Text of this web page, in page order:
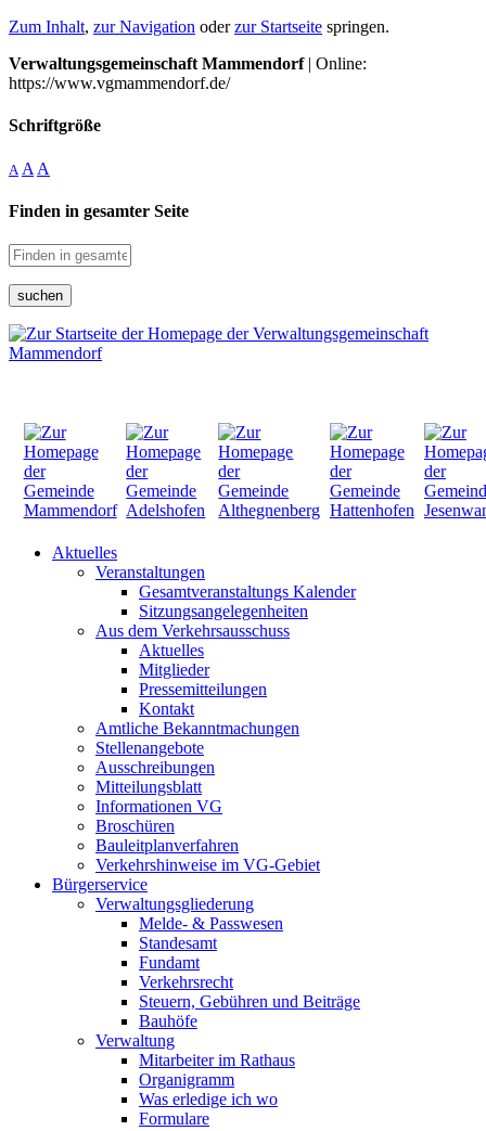
Zum Inhalt, zur Navigation oderzur Startseite springen.
Verwaltungsgemeinschaft Mammendorf| Online:
https://www.vgmammendorf.de/
Schriftgröße
A A A
Finden in gesamter Seite
suchen
Aktuelles
Veranstaltungen
Gesamtveranstaltungs Kalender
Sitzungsangelegenheiten
Aus dem Verkehrsausschuss
Aktuelles
Mitglieder
Pressemitteilungen
Kontakt
Amtliche Bekanntmachungen
Stellenangebote
Ausschreibungen
Mitteilungsblatt
Informationen VG
Broschüren
Bauleitplanverfahren
Verkehrshinweise im VG-Gebiet
Bürgerservice
Verwaltungsgliederung
Melde- & Passwesen
Standesamt
Fundamt
Verkehrsrecht
Steuern, Gebühren und Beiträge
Bauhöfe
Verwaltung
Mitarbeiter im Rathaus
Organigramm
Was erledige ich wo
Formulare